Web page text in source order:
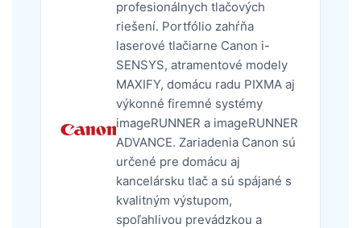
profesionálnych tlačových
riešení. Portfólio zahŕňa
laserové tlačiarne Canon i-
SENSYS, atramentové modely
MAXIFY, domácu radu PIXMA aj
výkonné firemné systémy
imageRUNNER a imageRUNNER
ADVANCE. Zariadenia Canon sú
určené pre domácu aj
kancelársku tlač a sú spájané s
kvalitným výstupom,
spoľahlivou prevádzkou a